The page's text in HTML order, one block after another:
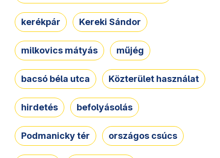
kerékpár Kereki Sándor
milkovics mátyás műjég
bacsó béla utca Közterület használat
hirdetés befolyásolás
Podmanicky tér országos csúcs